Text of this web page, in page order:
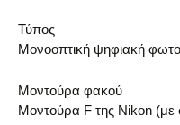
Τύπος
Μονοοπτική ψηφιακή
Μοντούρα φακού
Μοντούρα F της Nikon (με